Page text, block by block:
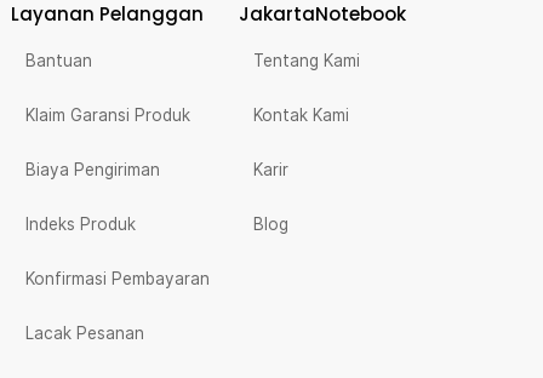
Layanan Pelanggan
Bantuan
Klaim Garansi Produk
Biaya Pengiriman
Indeks Produk
Konfirmasi Pembayaran
Lacak Pesanan
JakartaNotebook
Tentang Kami
Kontak Kami
Karir
Blog